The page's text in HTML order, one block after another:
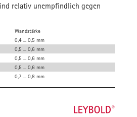
relativ unempfindlich gegen
Wandstärke
0,4 ... 0,5 mm
0,5 ... 0,6 mm
0,5 ... 0,6 mm
0,5 ... 0,6 mm
0,7 ... 0,8 mm